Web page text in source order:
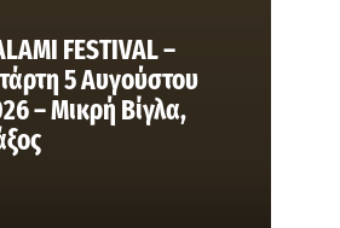
FESTIVAL –
5 Αυγούστου
– Μικρή Βίγλα,